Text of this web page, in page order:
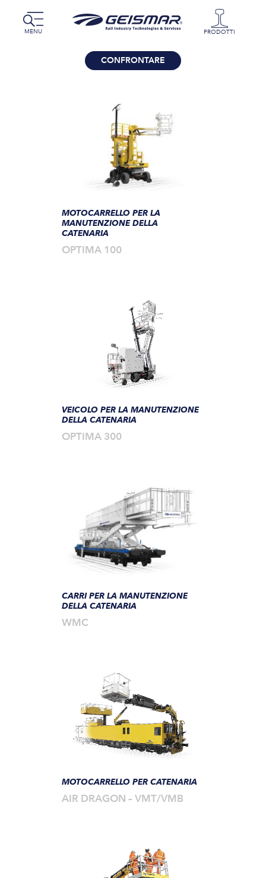
MENU PRODOTTI
CONFRONTARE
MOTOCARRELLO PER LA
MANUTENZIONE DELLA
CATENARIA
OPTIMA 100
VEICOLO PER LA MANUTENZIONE
DELLA CATENARIA
OPTIMA 300
CARRI PER LA MANUTENZIONE
DELLA CATENARIA
WMC
MOTOCARRELLO PER CATENARIA
AIR DRAGON – VMT/VMB